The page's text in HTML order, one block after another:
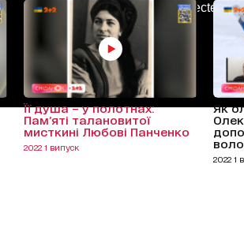
AdBlockDetected!
Її душа – у полотнах:
Пам’яті талановитої
мисткині Любові Панченко
2022 1 випуск
Як
2022 1